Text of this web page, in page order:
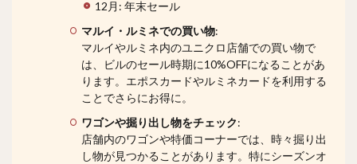
12月: 年末セール
マルイ・ルミネでの買い物:
マルイやルミネ内のユニクロ店舗での買い物で
は、ビルのセール時期に10%OFFになることがあ
ります。エポスカードやルミネカードを利用する
ことでさらにお得に。
ワゴンや掘り出し物をチェック:
店舗内のワゴンや特価コーナーでは、時々掘り出
し物が見つかることがあります。特にシーズンオ